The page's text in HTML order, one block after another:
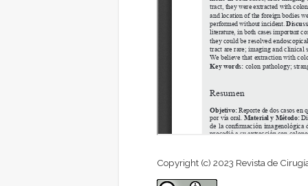
Copyright (c) 2023 Revista de